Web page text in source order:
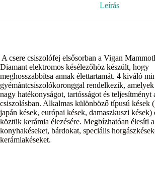
Leírás
A csere csiszolófej elsősorban a Vigan
Diamant elektromos késélezőhöz készült, hogy
meghosszabbítsa annak élettartamát. 4 kiváló
gyémántcsiszolókoronggal rendelkezik,
nagy hatékonyságot, tartósságot és teljesítményt
csiszolásban. Alkalmas különböző típusú kések
japán kések, európai kések, damaszkuszi kések)
köztük kerámia élezésére. Megbízhatóan élesíti a
konyhakéseket, bárdokat, speciális
kerámiakéseket.